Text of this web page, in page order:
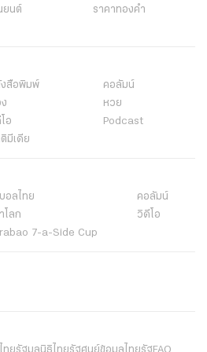
ยนต์
ราคาทองคำ
สือพิมพ์
คอลัมน์
หวย
อ
Podcast
มีเดีย
อลไทย
คอลัมน์
โลก
วิดีโอ
7-a-Side Cup